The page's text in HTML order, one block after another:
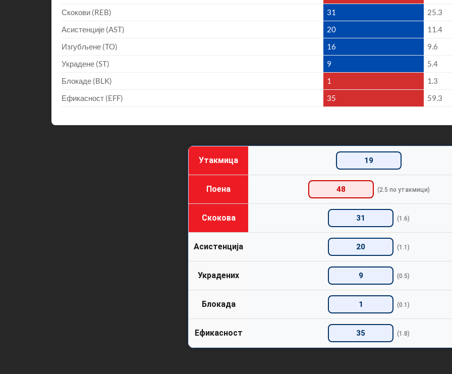
Скокови (REB)
31
25.3
Асистенције (AST)
20
11.4
Изгубљене (TO)
16
9.6
Украдене (ST)
9
5.4
Блокаде (BLK)
1
1.3
Ефикасност (EFF)
35 59.3
Утакмица 19
Поена 48 (2.5 по утакмици)
Скокова 31 (1.6)
Асистенција 20 (1.1)
Украдених 9 (0.5)
Блокада 1 (0.1)
Ефикасност 35 (1.8)